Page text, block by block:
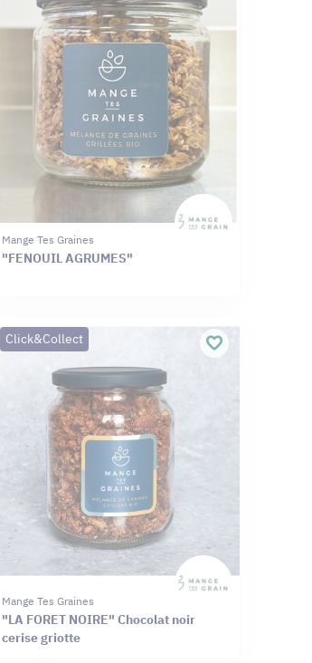
Mange Tes Graines
"FENOUIL AGRUMES"
Click&Collect
Mange Tes Graines
"LA FORET NOIRE" Chocolat noir
cerise griotte